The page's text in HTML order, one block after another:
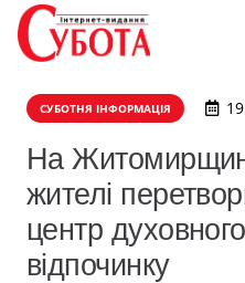
СУБОТНЯ ІНФОРМАЦІЯ
На
жителі
центр
відпочинку